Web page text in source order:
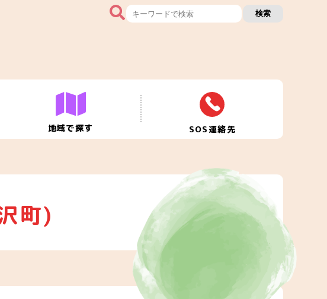
検索
地域で探す SOS連絡先
町)